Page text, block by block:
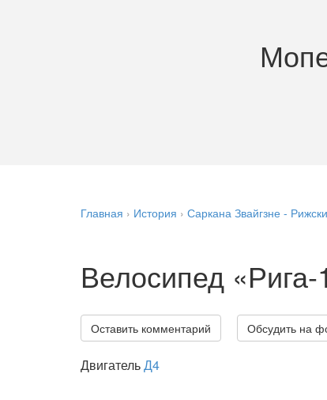
Главная › История › Саркана Звайгзне -
Велосипед
Оставить комментарий Обсудить на
ДвигательД4